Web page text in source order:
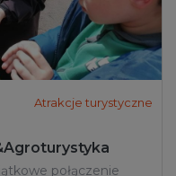
Atrakcje turystyczne
połączenie